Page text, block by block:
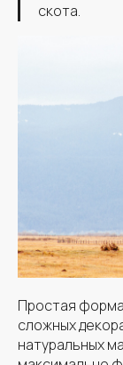
скота.
Простая
сложных
натуральных